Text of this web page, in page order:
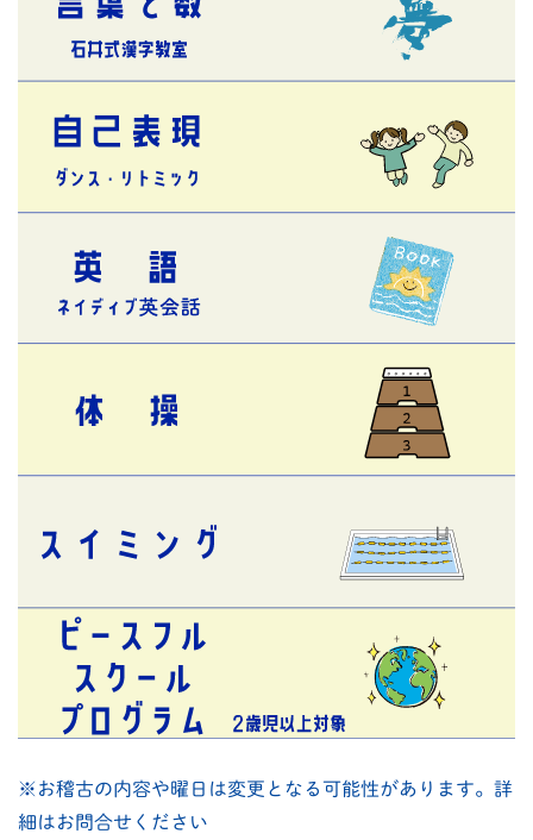
※お稽古の内容や曜日は変更となる可能性があります。詳
細はお問合せください